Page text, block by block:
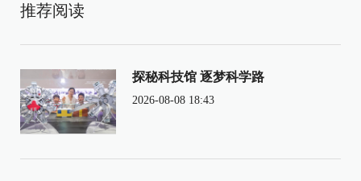
推荐阅读
探秘科技馆 逐梦科学路
2026-08-08 18:43